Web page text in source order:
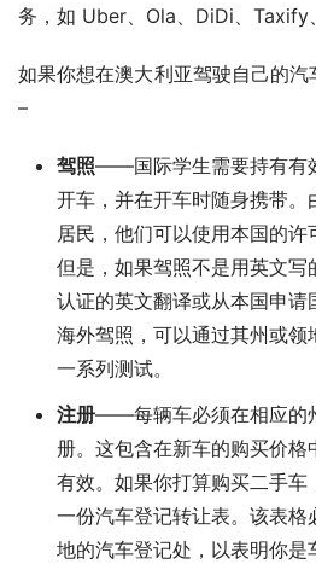
务，如 Uber、Ola、DiDi、Taxify
如果你想在澳大利亚驾驶自己的
–
驾照——国际学生需要持有有
开车，并在开车时随身携带
居民，他们可以使用本国的许
但是，如果驾照不是用英文写
认证的英文翻译或从本国申
海外驾照，可以通过其州或领
一系列测试。
注册——每辆车必须在相应的
册。这包含在新车的购买价
有效。如果你打算购买二手
一份汽车登记转让表。该表格
地的汽车登记处，以表明你是